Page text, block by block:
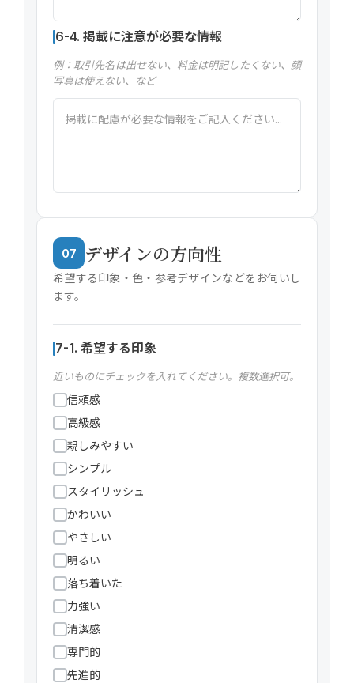
6-4. 掲載に注意が必要な情報
例：取引先名は出せない、料金は明記したくない、顔
写真は使えない、など
07 デザインの方向性
希望する印象・色・参考デザインなどをお伺いし
ます。
7-1. 希望する印象
近いものにチェックを入れてください。複数選択可。
信頼感
高級感
親しみやすい
シンプル
スタイリッシュ
かわいい
やさしい
明るい
落ち着いた
力強い
清潔感
専門的
先進的